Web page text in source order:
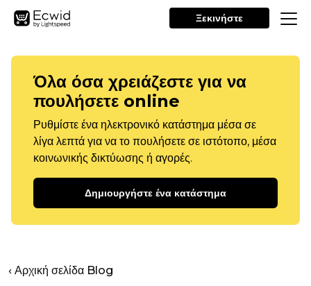
Ξεκινήστε
Όλα όσα χρειάζεστε για να
πουλήσετε online
Ρυθμίστε ένα ηλεκτρονικό κατάστημα μέσα σε
λίγα λεπτά για να το πουλήσετε σε ιστότοπο, μέσα
κοινωνικής δικτύωσης ή αγορές.
Δημιουργήστε ένα κατάστημα
‹ Αρχική σελίδα Blog